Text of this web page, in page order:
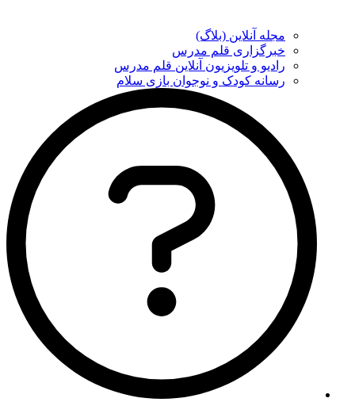
مجله آنلاین (بلاگ)
خبرگزاری قلم مدرس
رادیو و تلویزیون آنلاین قلم مدرس
رسانه کودک و نوجوان بازی سلام